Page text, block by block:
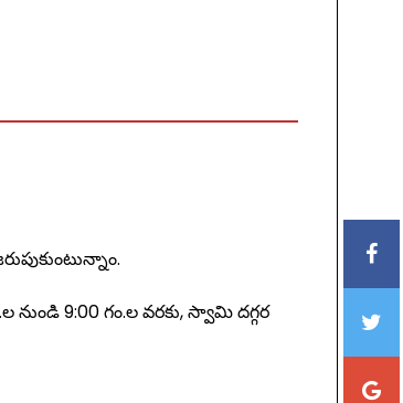
9:00 గం.ల వరకు, స్వామి దగ్గర